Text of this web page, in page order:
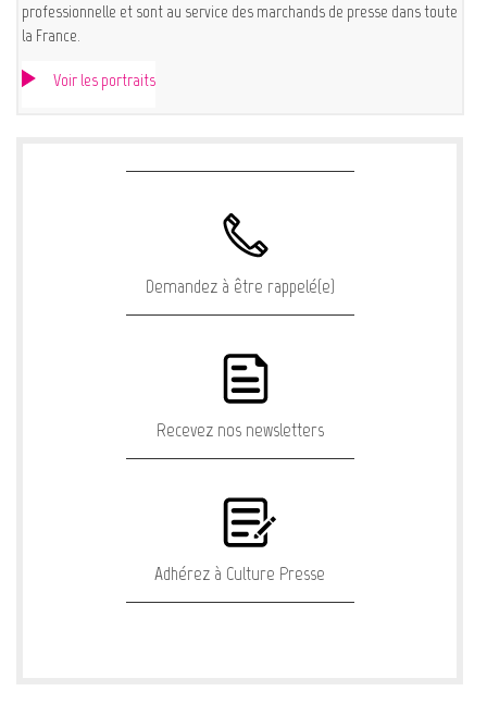
professionnelle et sont au service des marchands de presse dans toute
la France.
Voir les portraits
Demandez à être rappelé(e)
Recevez nos newsletters
Adhérez à Culture Presse